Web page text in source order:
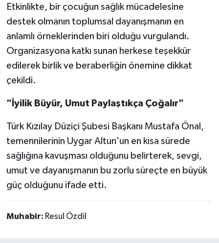
Etkinlikte, bir çocuğun sağlık mücadelesine
destek olmanın toplumsal dayanışmanın en
anlamlı örneklerinden biri olduğu vurgulandı.
Organizasyona katkı sunan herkese teşekkür
edilerek birlik ve beraberliğin önemine dikkat
çekildi.
"İyilik Büyür, Umut Paylaştıkça Çoğalır"
Türk Kızılay Düziçi Şubesi Başkanı Mustafa Önal,
temennilerinin Uygar Altun'un en kısa sürede
sağlığına kavuşması olduğunu belirterek, sevgi,
umut ve dayanışmanın bu zorlu süreçte en büyük
güç olduğunu ifade etti.
Muhabir: Resul Özdil